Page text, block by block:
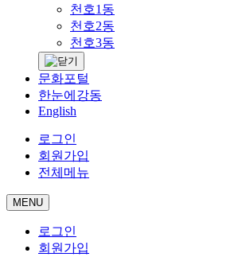
천호1동
천호2동
천호3동
문화포털
한눈에강동
English
로그인
회원가입
전체메뉴
MENU
로그인
회원가입